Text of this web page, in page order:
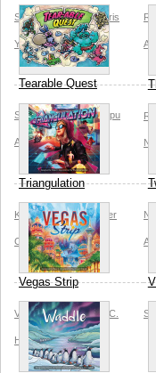
Sai Beppu Allplay Chris
Yi
Tearable Quest
Shintaro Ono Sai Beppu
Allplay
Triangulation
Kwanchai Moriya Peter
C. Hayward Allplay
Vegas Strip
Vincent Dutrait Peter C.
Hayward Allplay